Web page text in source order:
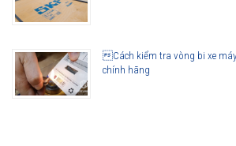
Cách kiểm tra vòng bi xe máy
chính hãng